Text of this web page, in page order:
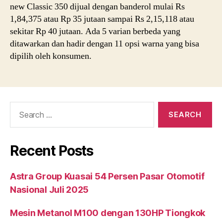
new Classic 350 dijual dengan banderol mulai Rs
1,84,375 atau Rp 35 jutaan sampai Rs 2,15,118 atau
sekitar Rp 40 jutaan. Ada 5 varian berbeda yang
ditawarkan dan hadir dengan 11 opsi warna yang bisa
dipilih oleh konsumen.
Recent Posts
Astra Group Kuasai 54 Persen Pasar Otomotif
Nasional Juli 2025
Mesin Metanol M100 dengan 130HP Tiongkok